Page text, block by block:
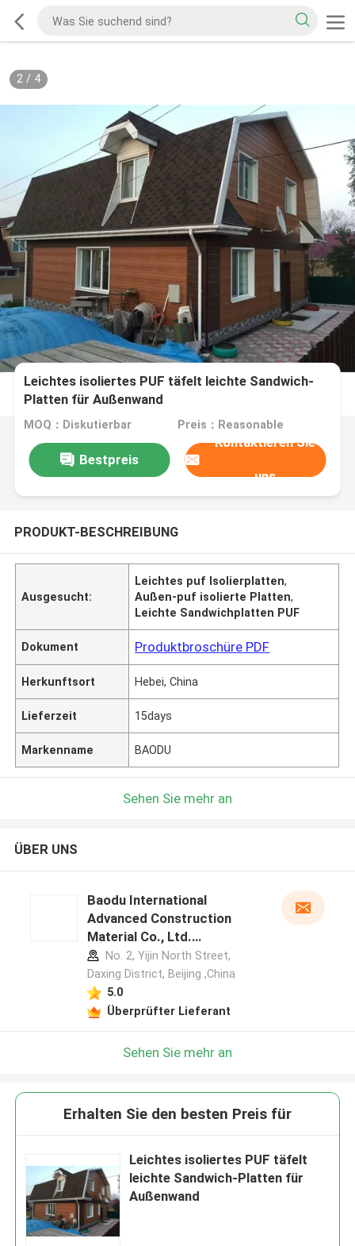
2/ 4
Leichtes isoliertes PUF täfelt leichte Sandwich-
Platten für Außenwand
MOQ：Diskutierbar Preis：Reasonable
Bestpreis
Kontaktieren Sie
uns
PRODUKT-BESCHREIBUNG
Ausgesucht:
Leichtes puf Isolierplatten,
Außen-puf isolierte Platten,
Leichte Sandwichplatten PUF
Dokument Produktbroschüre PDF
Herkunftsort Hebei, China
Lieferzeit 15days
Markenname BAODU
Sehen Sie mehr an
ÜBER UNS
Baodu International
Advanced Construction
Material Co., Ltd.
Herstellerprofil
No. 2, Yijin North Street,
Daxing District, Beijing ,China
5.0
Überprüfter Lieferant
Sehen Sie mehr an
Erhalten Sie den besten Preis für
Leichtes isoliertes PUF täfelt
leichte Sandwich-Platten für
Außenwand